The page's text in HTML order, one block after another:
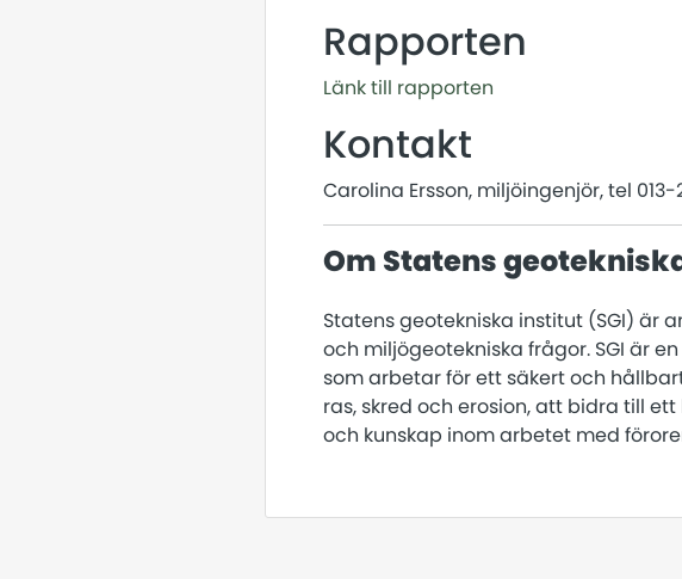
Rapporten
Länk till rapporten
Kontakt
Carolina Ersson, miljöingenjör, tel
Om Statens
Statens geotekniska institut (SGI) är
och miljögeotekniska frågor. SGI är
som arbetar för ett säkert och
ras, skred och erosion, att bidra till
och kunskap inom arbetet med